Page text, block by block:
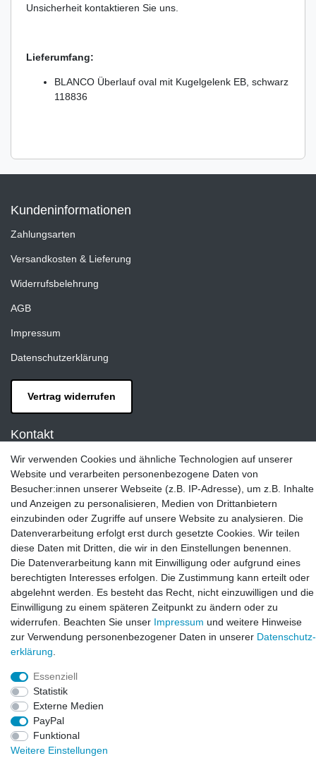
Unsicherheit kontaktieren Sie uns.
Lieferumfang:
BLANCO Überlauf oval mit Kugelgelenk EB, schwarz
118836
Kundeninformationen
Zahlungsarten
Versandkosten & Lieferung
Widerrufsbelehrung
AGB
Impressum
Datenschutzerklärung
Vertrag widerrufen
Kontakt
LAXARA:
Zeppelinstraße 4, 89604 Allmendingen, Deutschland
E-mail:
info@laxara.de
E-mail:
info@bluewater-armaturen.de
Öffnungszeiten:
Mo - Fr 10:00 - 12:00 Uhr
Mo - Fr 13:00 - 15:00 Uhr
© Copyright 2026. LAXARA
Wir verwenden Cookies und ähnliche Technologien auf unserer
Website und verarbeiten personenbezogene Daten von
Besucher:innen unserer Webseite (z.B. IP-Adresse), um z.B. Inhalte
und Anzeigen zu personalisieren, Medien von Drittanbietern
einzubinden oder Zugriffe auf unsere Website zu analysieren. Die
Datenverarbeitung erfolgt erst durch gesetzte Cookies. Wir teilen
diese Daten mit Dritten, die wir in den Einstellungen benennen.
Die Datenverarbeitung kann mit Einwilligung oder aufgrund eines
berechtigten Interesses erfolgen. Die Zustimmung kann erteilt oder
abgelehnt werden. Es besteht das Recht, nicht einzuwilligen und die
Einwilligung zu einem späteren Zeitpunkt zu ändern oder zu
widerrufen. Beachten Sie unser Impressum und weitere Hinweise
zur Verwendung personenbezogener Daten in unserer Daten­schutz­
erklärung
Essenziell
Statistik
Externe Medien
PayPal
Funktional
Weitere Einstellungen